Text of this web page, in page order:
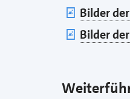
Bilder
Bilder